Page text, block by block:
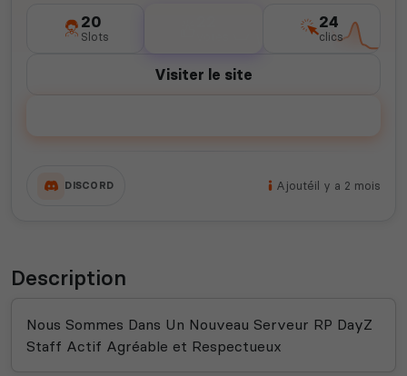
20
Slots
24
clics
Visiter le site
DISCORD Ajoutéil y a 2 mois
Description
Nous Sommes Dans Un Nouveau Serveur RP DayZ
Staff Actif Agréable et Respectueux